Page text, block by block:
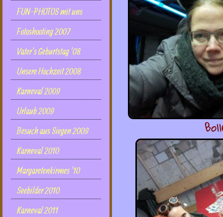
FUN-PHOTOS mit uns
Fotoshooting 2007
Vater's Geburtstag '08
Unsere Hochzeit 2008
Karneval 2009
Urlaub 2009
Besuch aus Siegen 2009
Karneval 2010
Margaretenkirmes '10
Seebilder 2010
Karneval 2011